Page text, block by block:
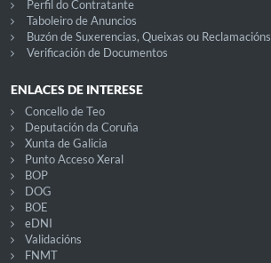
Perfil do Contratante
Taboleiro de Anuncios
Buzón de Suxerencias, Queixas ou Reclamacións
Verificación de Documentos
ENLACES DE INTERESE
Concello de Teo
Deputación da Coruña
Xunta de Galicia
Punto Acceso Xeral
BOP
DOG
BOE
eDNI
Validacións
FNMT